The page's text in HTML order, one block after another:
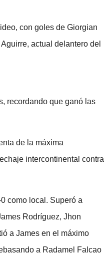
con goles de Giorgian
actual delantero del
recordando que ganó las
de la máxima
intercontinental contra
como local. Superó a
Rodríguez, Jhon
a James en el máximo
a Radamel Falcao